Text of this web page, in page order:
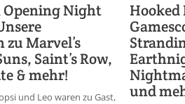
Opening Night
Marvel’s
Saint’s Row,
& mehr!
und Leo waren zu Gast,
Hooked
und